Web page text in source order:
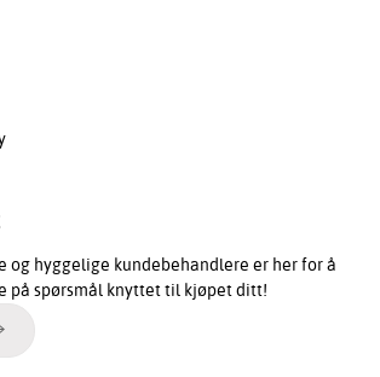
og hyggelige kundebehandlere er her for å
på spørsmål knyttet til kjøpet ditt!